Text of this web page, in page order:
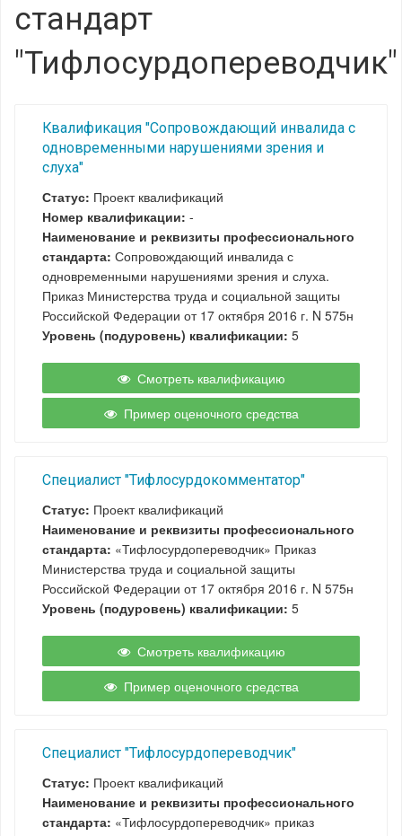
стандарт
"Тифлосурдопереводчик"
Квалификация "Сопровождающий инвалида с
одновременными нарушениями зрения и
слуха"
Статус: Проект квалификаций
Номер квалификации: -
Наименование и реквизиты профессионального
стандарта: Сопровождающий инвалида с
одновременными нарушениями зрения и слуха.
Приказ Министерства труда и социальной защиты
Российской Федерации от 17 октября 2016 г. N 575н
Уровень (подуровень) квалификации: 5
Смотреть квалификацию
Пример оценочного средства
Специалист "Тифлосурдокомментатор"
Статус: Проект квалификаций
Наименование и реквизиты профессионального
стандарта: «Тифлосурдопереводчик» Приказ
Министерства труда и социальной защиты
Российской Федерации от 17 октября 2016 г. N 575н
Уровень (подуровень) квалификации: 5
Смотреть квалификацию
Пример оценочного средства
Специалист "Тифлосурдопереводчик"
Статус: Проект квалификаций
Наименование и реквизиты профессионального
стандарта: «Тифлосурдопереводчик» приказ